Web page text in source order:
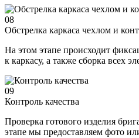
08
Обстрелка каркаса чехлом и
На этом этапе происходит
к каркасу, а также сборка всех
09
Контроль качества
Проверка готового изделия
этапе мы предоставляем фото